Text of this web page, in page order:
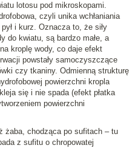
lotosu pod mikroskopami.
czyli unika wchłaniania
i kurz. Oznacza to, że siły
do kwiatu, są bardzo małe, a
kroplę wody, co daje efekt
powstały samoczyszczące
czy tkaniny. Odmienną strukturę
powierzchni kropla
się i nie spada (efekt płatka
powierzchni
żaba, chodząca po sufitach – tu
z sufitu o chropowatej